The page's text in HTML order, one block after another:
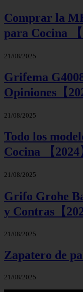
Comprar la
para Cocina 【
21/08/2025
Grifema
Opiniones【
21/08/2025
Todo los
Cocina 【2024
21/08/2025
Grifo Grohe
y Contras【
21/08/2025
Zapatero de
21/08/2025